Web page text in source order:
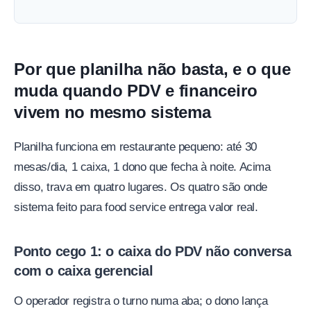
Por que planilha não basta, e o que
muda quando PDV e financeiro
vivem no mesmo sistema
Planilha funciona em restaurante pequeno: até 30
mesas/dia, 1 caixa, 1 dono que fecha à noite. Acima
disso, trava em quatro lugares. Os quatro são onde
sistema feito para food service entrega valor real.
Ponto cego 1: o caixa do PDV não conversa
com o caixa gerencial
O operador registra o turno numa aba; o dono lança